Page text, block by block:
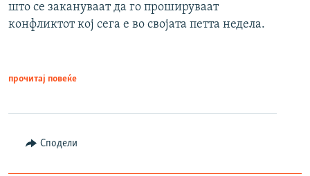
што се закануваат да го прошируваат
конфликтот кој сега е во својата петта недела.
прочитај повеќе
Сподели